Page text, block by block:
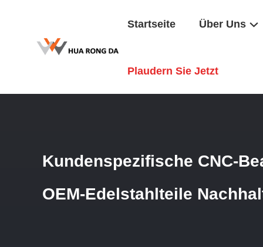
Startseite Über Uns
Plaudern Sie Jetzt
Kundenspezifische CNC-
OEM-Edelstahlteile